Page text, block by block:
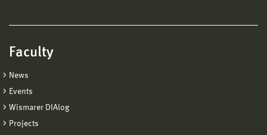
Faculty
News
Events
Wismarer DIAlog
Projects